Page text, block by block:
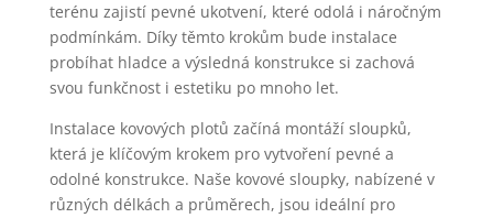
terénu zajistí pevné ukotvení, které odolá i náročným
podmínkám. Díky těmto krokům bude instalace
probíhat hladce a výsledná konstrukce si zachová
svou funkčnost i estetiku po mnoho let.
Instalace kovových plotů začíná montáží sloupků,
která je klíčovým krokem pro vytvoření pevné a
odolné konstrukce. Naše kovové sloupky, nabízené v
různých délkách a průměrech, jsou ideální pro